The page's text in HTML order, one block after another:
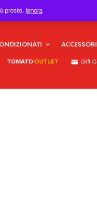
presto. Ignora
ACCESSORI
TOMATO OUTLET Gift